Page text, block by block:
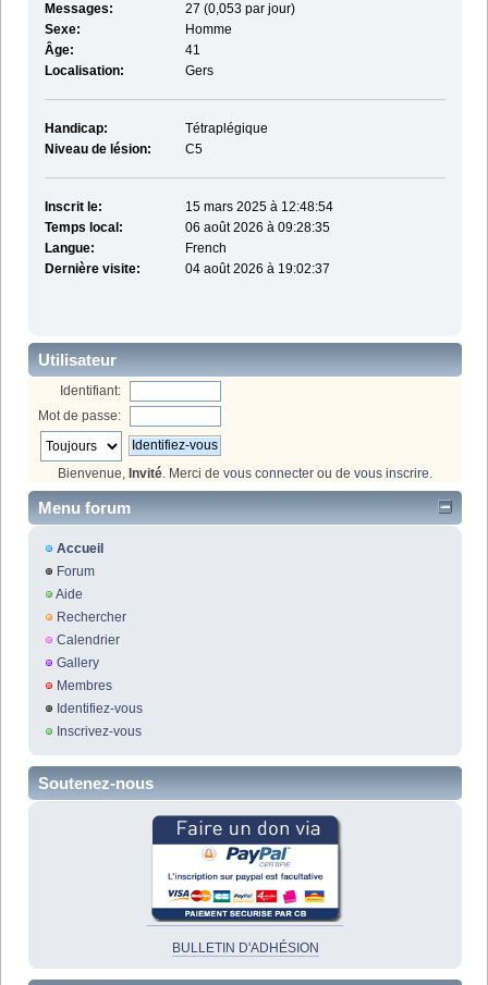
Messages:
27 (0,053 par jour)
Sexe:
Homme
Âge:
41
Localisation:
Gers
Handicap:
Tétraplégique
Niveau de lésion:
C5
Inscrit le:
15 mars 2025 à 12:48:54
Temps local:
06 août 2026 à 09:28:35
Langue:
French
Dernière visite:
04 août 2026 à 19:02:37
Utilisateur
Identifiant:
Mot de passe:
Bienvenue, Invité . Merci de vous connecter ou de vous inscrire
Menu forum
Accueil
Forum
Aide
Rechercher
Calendrier
Gallery
Membres
Identifiez-vous
Inscrivez-vous
Soutenez-nous
BULLETIN D'ADHÉSION